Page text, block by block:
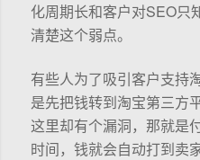
化周期长和客户对SEO只
清楚这个弱点。
有些人为了吸引客户支持
是先把钱转到淘宝第三方
这里却有个漏洞，那就是
时间，钱就会自动打到卖